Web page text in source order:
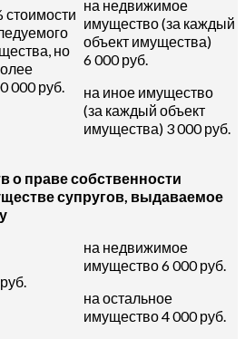
стоимости
но
000 руб.
на недвижимое
имущество (за каждый
объект имущества)
6 000 руб.
на иное имущество
(за каждый объект
имущества) 3 000 руб.
о праве собственности
супругов, выдаваемое
на недвижимое
имущество 6 000 руб.
на остальное
имущество 4 000 руб.